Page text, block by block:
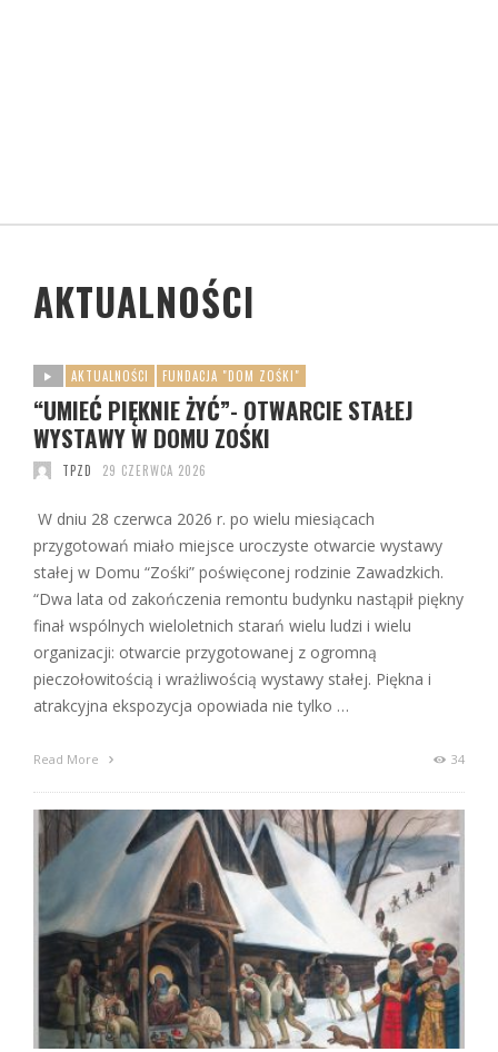
AKTUALNOŚCI
AKTUALNOŚCI FUNDACJA "DOM ZOŚKI"
“UMIEĆ PIĘKNIE ŻYĆ”- OTWARCIE STAŁEJ
WYSTAWY W DOMU ZOŚKI
TPZD 29 CZERWCA 2026
W dniu 28 czerwca 2026 r. po wielu miesiącach
przygotowań miało miejsce uroczyste otwarcie wystawy
stałej w Domu “Zośki” poświęconej rodzinie Zawadzkich.
“Dwa lata od zakończenia remontu budynku nastąpił piękny
finał wspólnych wieloletnich starań wielu ludzi i wielu
organizacji: otwarcie przygotowanej z ogromną
pieczołowitością i wrażliwością wystawy stałej. Piękna i
atrakcyjna ekspozycja opowiada nie tylko …
Read More 34